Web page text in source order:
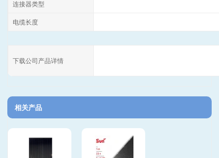
连接器类型
电缆长度
下载公司产品详情
相关产品